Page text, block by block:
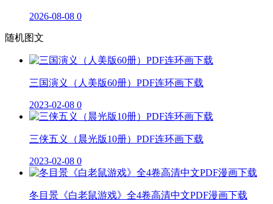
2026-08-08 0
随机图文
三国演义（人美版60册）PDF连环画下载
2023-02-08 0
三侠五义（晨光版10册）PDF连环画下载
2023-02-08 0
冬目景《白老鼠游戏》全4卷高清中文PDF漫画下载